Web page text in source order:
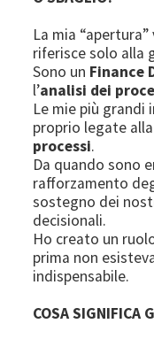
La mia
riferisce solo alla
Sono un Finance
l’analisi dei
Le mie più grandi
proprio legate alla
processi.
Da quando sono
rafforzamento
sostegno dei
decisionali.
Ho creato un
prima non
indispensabile.
COSA SIGNIFICA